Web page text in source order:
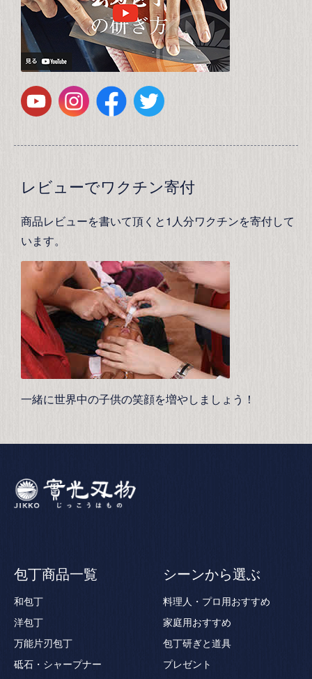
レビューでワクチン寄付
商品レビューを書いて頂くと1人分ワクチンを寄付して
います。
一緒に世界中の子供の笑顔を増やしましょう！
包丁商品一覧
和包丁
洋包丁
万能片刃包丁
砥石・シャープナー
シーンから選ぶ
料理人・プロ用おすすめ
家庭用おすすめ
包丁研ぎと道具
プレゼント